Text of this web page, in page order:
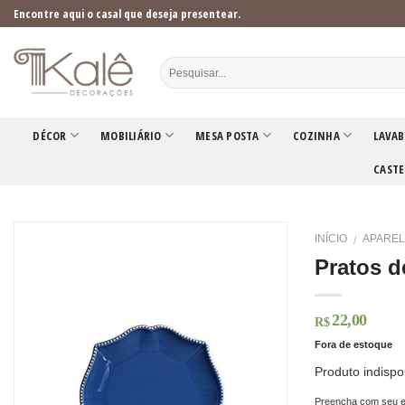
Skip
to
content
Encontre aqui o casal que deseja presentear.
DÉCOR MOBILIÁRIO MESA POSTA COZINHA
INÍCIO /
Pratos
R$ 22,00
Fora de estoque
Produto
Preencha com seu